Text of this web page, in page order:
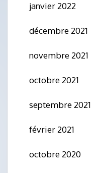
janvier 2022
décembre 2021
novembre 2021
octobre 2021
septembre 2021
février 2021
octobre 2020